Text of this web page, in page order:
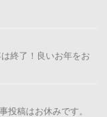
終了！良いお年をお
投稿はお休みです。